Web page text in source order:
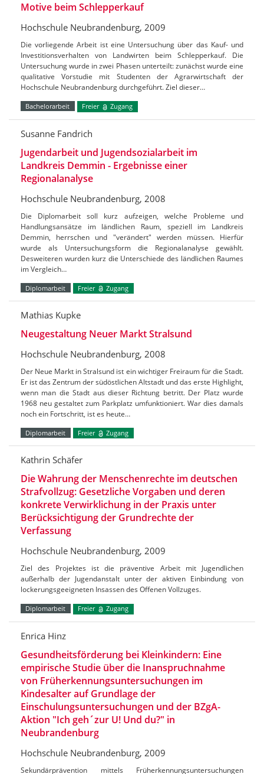
Motive beim Schlepperkauf
Hochschule Neubrandenburg, 2009
Die vorliegende Arbeit ist eine Untersuchung über das Kauf- und
Investitionsverhalten von Landwirten beim Schlepperkauf. Die
Untersuchung wurde in zwei Phasen unterteilt: zunächst wurde eine
qualitative Vorstudie mit Studenten der Agrarwirtschaft der
Hochschule Neubrandenburg durchgeführt. Ziel dieser…
Bachelorarbeit Freier Zugang
Susanne Fandrich
Jugendarbeit und Jugendsozialarbeit im
Landkreis Demmin - Ergebnisse einer
Regionalanalyse
Hochschule Neubrandenburg, 2008
Die Diplomarbeit soll kurz aufzeigen, welche Probleme und
Handlungsansätze im ländlichen Raum, speziell im Landkreis
Demmin, herrschen und "verändert" werden müssen. Hierfür
wurde als Untersuchungsform die Regionalanalyse gewählt.
Desweiteren wurden kurz die Unterschiede des ländlichen Raumes
im Vergleich…
Diplomarbeit Freier Zugang
Mathias Kupke
Neugestaltung Neuer Markt Stralsund
Hochschule Neubrandenburg, 2008
Der Neue Markt in Stralsund ist ein wichtiger Freiraum für die Stadt.
Er ist das Zentrum der südöstlichen Altstadt und das erste Highlight,
wenn man die Stadt aus dieser Richtung betritt. Der Platz wurde
1968 neu gestaltet zum Parkplatz umfunktioniert. War dies damals
noch ein Fortschritt, ist es heute…
Diplomarbeit Freier Zugang
Kathrin Schäfer
Die Wahrung der Menschenrechte im deutschen
Strafvollzug: Gesetzliche Vorgaben und deren
konkrete Verwirklichung in der Praxis unter
Berücksichtigung der Grundrechte der
Verfassung
Hochschule Neubrandenburg, 2009
Ziel des Projektes ist die präventive Arbeit mit Jugendlichen
außerhalb der Jugendanstalt unter der aktiven Einbindung von
lockerungsgeeigneten Insassen des Offenen Vollzuges.
Diplomarbeit Freier Zugang
Enrica Hinz
Gesundheitsförderung bei Kleinkindern: Eine
empirische Studie über die Inanspruchnahme
von Früherkennungsuntersuchungen im
Kindesalter auf Grundlage der
Einschulungsuntersuchungen und der BZgA-
Aktion "Ich geh´zur U! Und du?" in
Neubrandenburg
Hochschule Neubrandenburg, 2009
Sekundärprävention mittels Früherkennungsuntersuchungen